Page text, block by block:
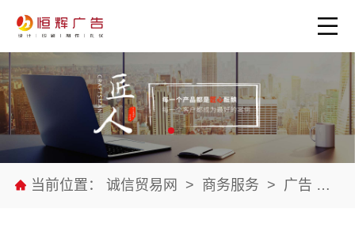
当前位置： 诚信贸易网 > 商务服务 > 广告 >